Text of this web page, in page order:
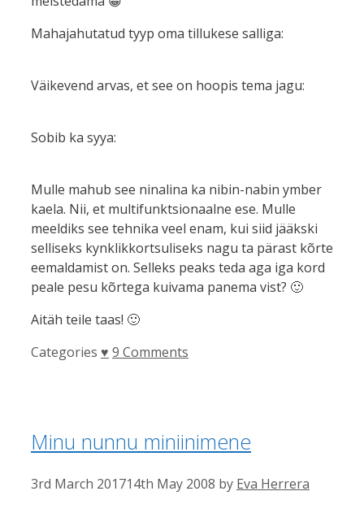
Mahajahutatud tyyp oma tillukese salliga:
Väikevend arvas, et see on hoopis tema jagu:
Sobib ka syya:
Mulle mahub see ninalina ka nibin-nabin ymber
kaela. Nii, et multifunktsionaalne ese. Mulle
meeldiks see tehnika veel enam, kui siid jääkski
selliseks kynklikkortsuliseks nagu ta pärast kõrte
eemaldamist on. Selleks peaks teda aga iga kord
peale pesu kõrtega kuivama panema vist? 🙂
Aitäh teile taas! 🙂
Categories ♥ 9 Comments
Minu nunnu miniinimene
3rd March 201714th May 2008 by Eva Herrera